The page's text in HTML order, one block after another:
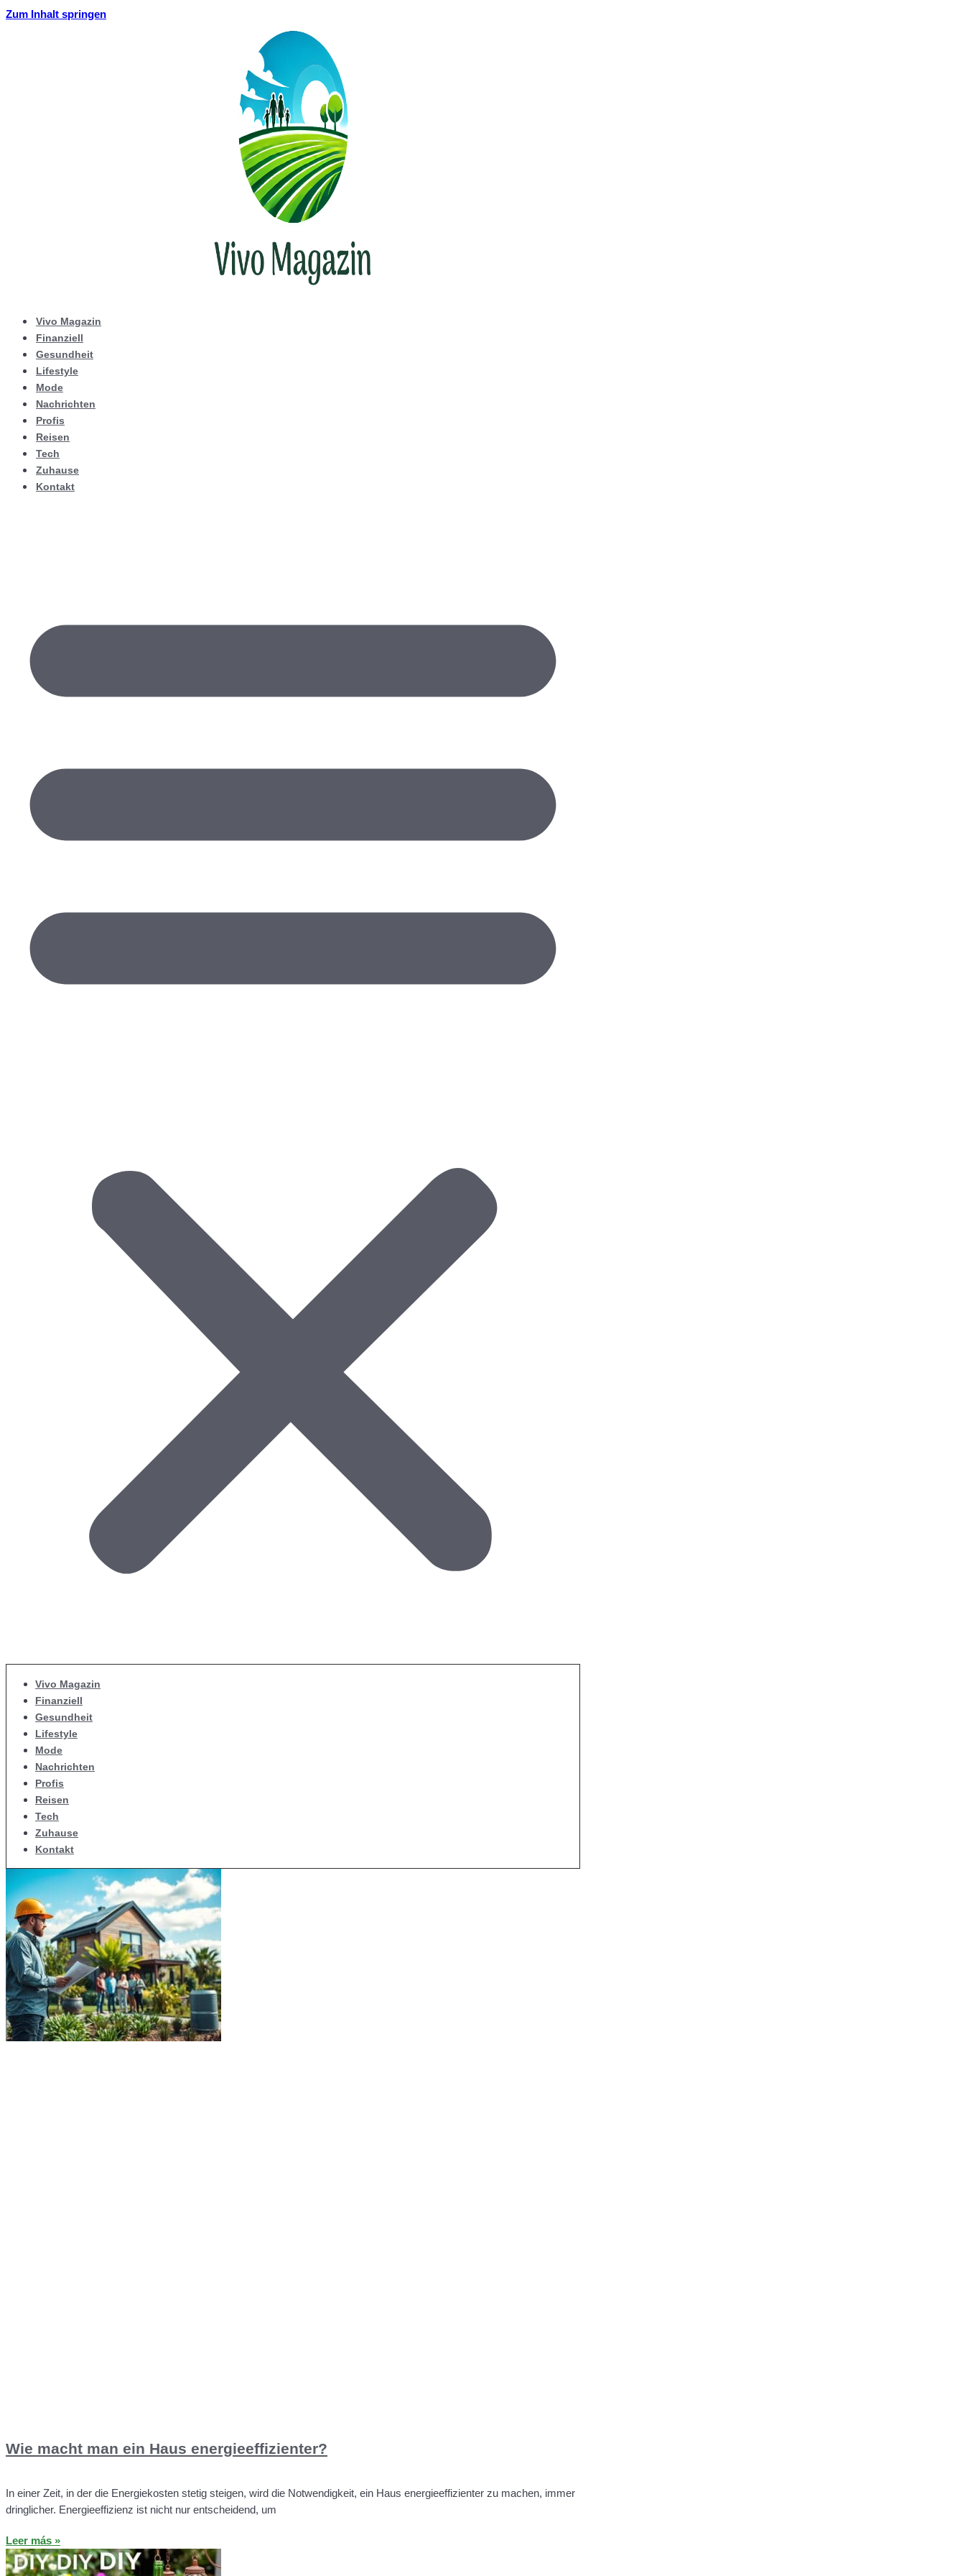
Zum Inhalt springen
Vivo Magazin
Finanziell
Gesundheit
Lifestyle
Mode
Nachrichten
Profis
Reisen
Tech
Zuhause
Kontakt
Vivo Magazin
Finanziell
Gesundheit
Lifestyle
Mode
Nachrichten
Profis
Reisen
Tech
Zuhause
Kontakt
Wie macht man ein Haus energieeffizienter?
In einer Zeit, in der die Energiekosten stetig steigen, wird die Notwendigkeit, ein Haus energieeffizienter zu machen, immer
dringlicher. Energieeffizienz ist nicht nur entscheidend, um
Leer más »